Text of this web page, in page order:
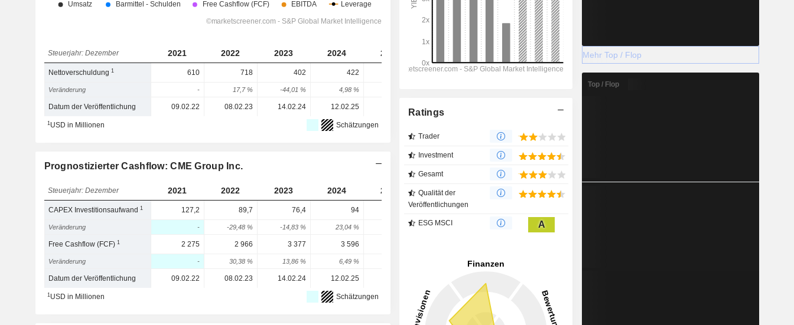
Steuerjahr: Dezember 2021 2022 2023 2024 2025 2026 2027 2028
Nettoverschuldung1 610 718 402 422 -1 120 -695 -665 -658
Veränderung - 17,7 % -44,01 % 4,98 %
Datum der Veröffentlichung 09.02.22 08.02.23 14.02.24 12.02.25 04.02.26
1USD in Millionen Schätzungen
Prognostizierter Cashflow: CME Group Inc.
Steuerjahr: Dezember 2021 2022 2023 2024 2025 2026 2027 2028
CAPEX Investitionsaufwand1 127,2 89,7 76,4 94 94,37
Veränderung - -29,48 % -14,83 % 23,04 % -11,17 % 13,02 % 5,11 %
Free Cashflow (FCF)1 2 275 2 966 3 377 3 596
Veränderung - 30,38 % 13,86 % 6,49 % 10,21 %
Datum der Veröffentlichung 09.02.22 08.02.23 14.02.24 12.02.25
1USD in Millionen Schätzungen
Ratings
Trader
Investment
Gesamt
Qualität der
Veröffentlichungen
ESG MSCI A
Mehr Top / Flop
Top / Flop